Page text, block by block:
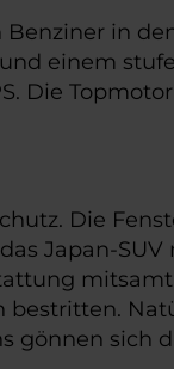
in
einem
Die
Die
Japan-
bestritten.
gönnen sich